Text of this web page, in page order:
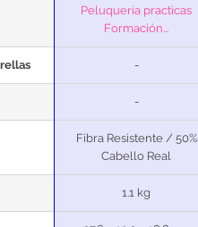
Peluqueria practicas
Formación...
-
-
Fibra Resistente / 50%
Cabello Real
1.1 kg